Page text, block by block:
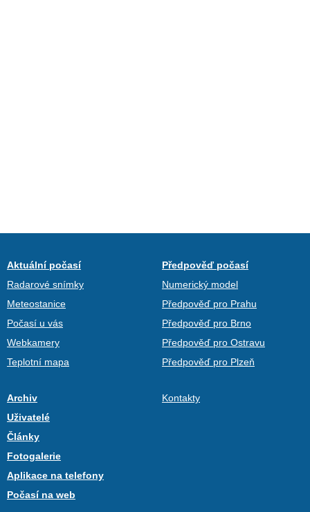
Aktuální počasí
Radarové snímky
Meteostanice
Počasí u vás
Webkamery
Teplotní mapa
Předpověď počasí
Numerický model
Předpověď pro Prahu
Předpověď pro Brno
Předpověď pro Ostravu
Předpověď pro Plzeň
Archiv
Uživatelé
Články
Fotogalerie
Aplikace na telefony
Počasí na web
Kontakty